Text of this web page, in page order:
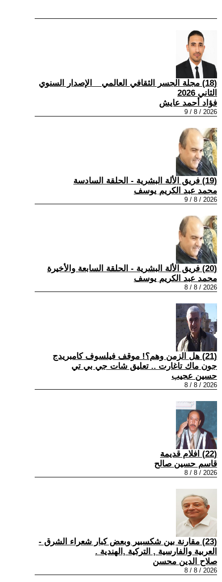
(18) مجلة الجسر الثقافي العالمي _ الإصدار السنوي
الثاني 2026
فؤاد أحمد عايش
2026 / 8 / 9
(19) فريق الألة البشرية - الحلقة السادسة
محمد عبد الكريم يوسف
2026 / 8 / 9
(20) فريق الألة البشرية - الحلقة السابعة والأخيرة
محمد عبد الكريم يوسف
2026 / 8 / 8
(21) هل الزمن وهم؟! موقف فيلسوف كامبريدج
جون ماك تاغارت .. تعليق شات جي بي تي
حسين عجيب
2026 / 8 / 8
(22) افلام قديمة
قاسم حسين صالح
2026 / 8 / 8
(23) مقارنة بين شكسبير وبعض كبار شعراء الشرق -
العربية والفارسية , التركية ,الهندية .
صلاح الدين محسن
2026 / 8 / 8